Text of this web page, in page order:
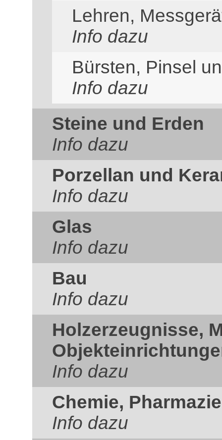
Lehren,
Info dazu
Bürsten, Pinsel
Info dazu
Steine und Erden
Info dazu
Porzellan und
Info dazu
Glas
Info dazu
Bau
Info dazu
Holzerzeugnisse,
Info dazu
Chemie,
Info dazu